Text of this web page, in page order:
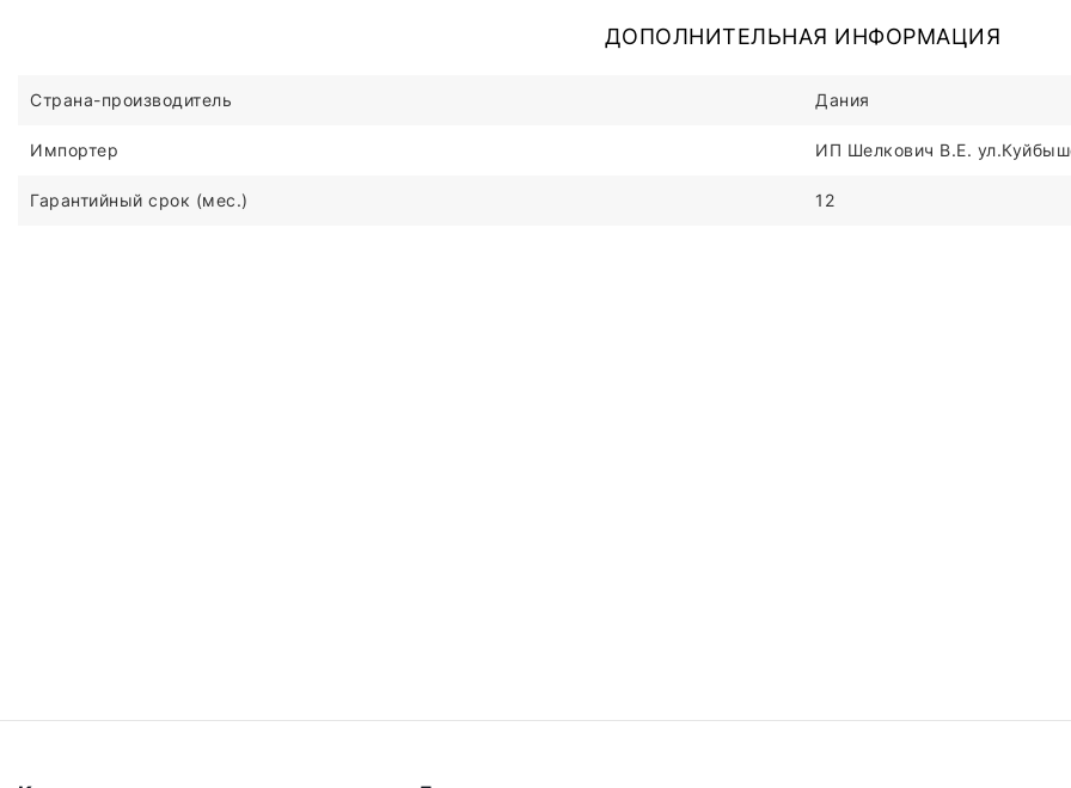
ДОПОЛНИТЕЛЬНАЯ ИНФОРМАЦИЯ
Страна-производитель Дания
Импортер ИП Шелкович В.Е.
Гарантийный срок (мес.) 12